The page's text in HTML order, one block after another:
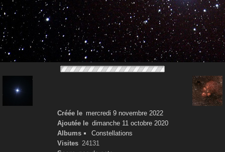
Créée le mercredi 9 novembre 2022
Ajoutée le dimanche 11 octobre 2020
Albums
Constellations
Visites 24131